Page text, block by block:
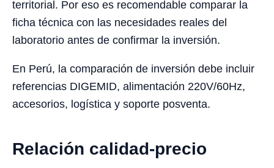
territorial. Por eso es recomendable comparar la
ficha técnica con las necesidades reales del
laboratorio antes de confirmar la inversión.
En Perú, la comparación de inversión debe incluir
referencias DIGEMID, alimentación 220V/60Hz,
accesorios, logística y soporte posventa.
Relación calidad-precio